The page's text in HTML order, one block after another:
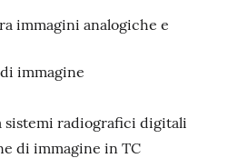
immagini analogiche e
immagine
sistemi radiografici digitali
di immagine in TC